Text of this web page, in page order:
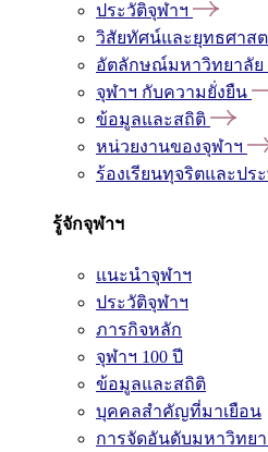
ประวัติจุฬาฯ
วิสัยทัศน์และยุทธศาส
อัตลักษณ์มหาวิทยาลัย
จุฬาฯ กับความยั่งยืน
ข้อมูลและสถิติ
หน่วยงานของจุฬาฯ
ร้องเรียนทุจริตและปร
รู้จักจุฬาฯ
แนะนำจุฬาฯ
ประวัติจุฬาฯ
ภารกิจหลัก
จุฬาฯ 100 ปี
ข้อมูลและสถิติ
บุคคลสำคัญที่มาเยือน
การจัดอันดับมหาวิทย